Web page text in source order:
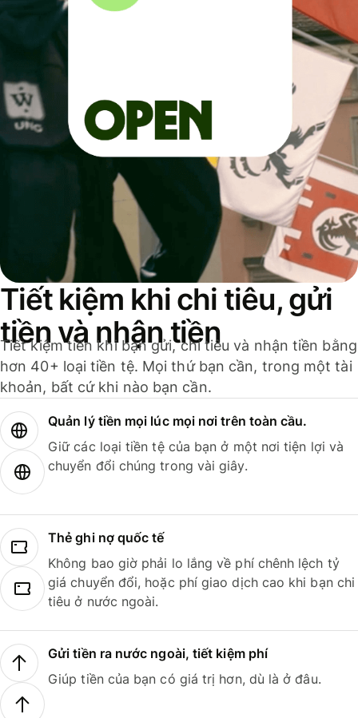
Tiết kiệm khi chi tiêu, gửi
tiền và nhận tiền
Tiết kiệm tiền khi bạn gửi, chi tiêu và nhận tiền bằng
hơn 40+ loại tiền tệ. Mọi thứ bạn cần, trong một tài
khoản, bất cứ khi nào bạn cần.
Quản lý tiền mọi lúc mọi nơi trên toàn cầu.
Giữ các loại tiền tệ của bạn ở một nơi tiện lợi và
chuyển đổi chúng trong vài giây.
Thẻ ghi nợ quốc tế
Không bao giờ phải lo lắng về phí chênh lệch tỷ
giá chuyển đổi, hoặc phí giao dịch cao khi bạn chi
tiêu ở nước ngoài.
Gửi tiền ra nước ngoài, tiết kiệm phí
Giúp tiền của bạn có giá trị hơn, dù là ở đâu.